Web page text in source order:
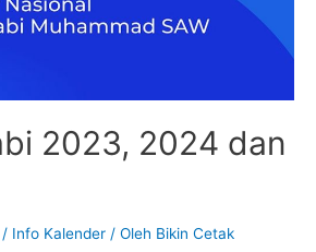
2023, 2024 dan
/ Info Kalender / Oleh Bikin Cetak